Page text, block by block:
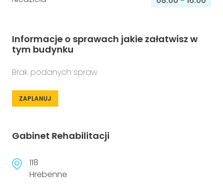
Informacje o sprawach jakie załatwisz w
tym budynku
Brak podanych spraw
ZAPLANUJ
Gabinet Rehabilitacji
118
Hrebenne